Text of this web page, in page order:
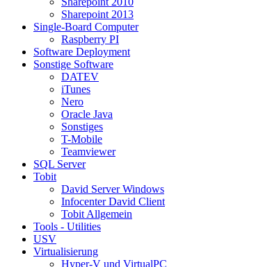
Sharepoint 2013
Single-Board Computer
Raspberry PI
Software Deployment
Sonstige Software
DATEV
iTunes
Nero
Oracle Java
Sonstiges
T-Mobile
Teamviewer
SQL Server
Tobit
David Server Windows
Infocenter David Client
Tobit Allgemein
Tools - Utilities
USV
Virtualisierung
Hyper-V und VirtualPC